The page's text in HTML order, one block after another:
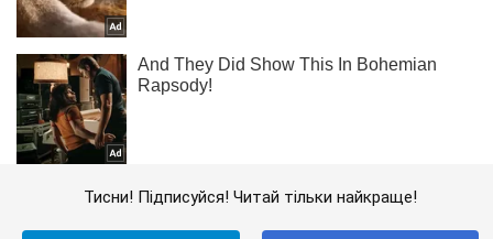
Тисни! Підписуйся! Читай тільки найкраще!